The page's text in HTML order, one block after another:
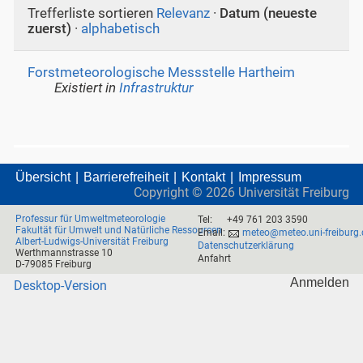
Trefferliste sortieren Relevanz · Datum (neueste
zuerst) · alphabetisch
Forstmeteorologische Messstelle Hartheim
Existiert in Infrastruktur
Übersicht Barrierefreiheit Kontakt Impressum
Copyright © 2026 Universität Freiburg
Professur für Umweltmeteorologie
Fakultät für Umwelt und Natürliche Ressourcen
Albert-Ludwigs-Universität Freiburg
Werthmannstrasse 10
D-79085 Freiburg
Tel:
+49 761 203 3590
Email:
meteo@meteo.uni-
Datenschutzerklärung
Anfahrt
Desktop-Version Anmelden